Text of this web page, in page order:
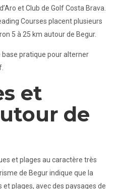
et Club de Golf Costa Brava.
Courses placent plusieurs
5 à 25 km autour de Begur.
pratique pour alterner
et
de
et plages au caractère très
de Begur indique que la
plages, avec des paysages de